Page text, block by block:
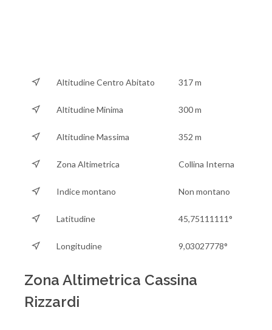
Altitudine Centro Abitato 317 m
Altitudine Minima 300 m
Altitudine Massima 352 m
Zona Altimetrica Collina Interna
Indice montano Non montano
Latitudine 45,75111111°
Longitudine 9,03027778°
Zona Altimetrica Cassina
Rizzardi